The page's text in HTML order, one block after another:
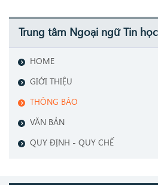
Trung tâm Ngoại ngữ Tin học
HOME
GIỚI THIỆU
THÔNG BÁO
VĂN BẢN
QUY ĐỊNH - QUY CHẾ